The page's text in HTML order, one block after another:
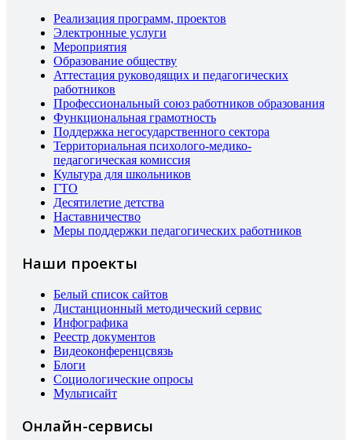
Реализация программ, проектов
Электронные услуги
Мероприятия
Образование обществу
Аттестация руководящих и педагогических
работников
Профессиональный союз работников образования
Функциональная грамотность
Поддержка негосударственного сектора
Территориальная психолого-медико-
педагогическая комиссия
Культура для школьников
ГТО
Десятилетие детства
Наставничество
Меры поддержки педагогических работников
Наши проекты
Белый список сайтов
Дистанционный методический сервис
Инфографика
Реестр документов
Видеоконференцсвязь
Блоги
Социологические опросы
Мультисайт
Онлайн-сервисы